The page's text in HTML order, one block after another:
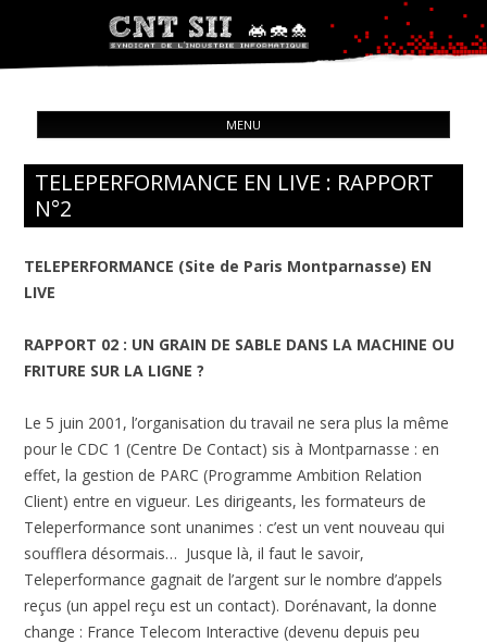
CNT – Solidarité Ouvrière
MENU
TELEPERFORMANCE EN LIVE : RAPPORT
N°2
TELEPERFORMANCE (Site de Paris Montparnasse) EN
LIVE
RAPPORT 02 : UN GRAIN DE SABLE DANS LA MACHINE OU
FRITURE SUR LA LIGNE ?
Le 5 juin 2001, l’organisation du travail ne sera plus la même
pour le CDC 1 (Centre De Contact) sis à Montparnasse : en
effet, la gestion de PARC (Programme Ambition Relation
Client) entre en vigueur. Les dirigeants, les formateurs de
Teleperformance sont unanimes : c’est un vent nouveau qui
soufflera désormais… Jusque là, il faut le savoir,
Teleperformance gagnait de l’argent sur le nombre d’appels
reçus (un appel reçu est un contact). Dorénavant, la donne
change : France Telecom Interactive (devenu depuis peu